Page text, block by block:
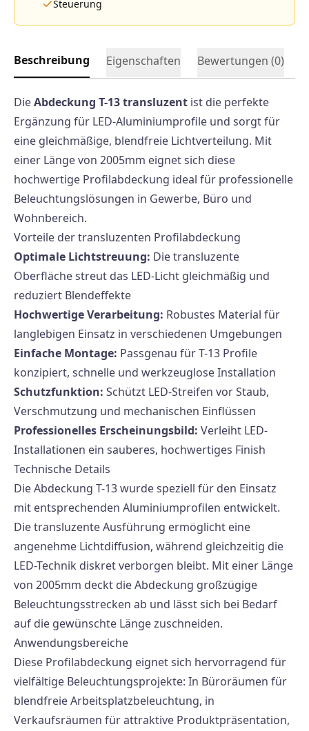
Steuerung
Beschreibung Eigenschaften Bewertungen (0)
DieAbdeckung T-13 transluzent ist die perfekte
Ergänzung für LED-Aluminiumprofile und sorgt für
eine gleichmäßige, blendfreie Lichtverteilung. Mit
einer Länge von 2005mm eignet sich diese
hochwertige Profilabdeckung ideal für professionelle
Beleuchtungslösungen in Gewerbe, Büro und
Wohnbereich.
Vorteile der transluzenten Profilabdeckung
Optimale Lichtstreuung: Die transluzente
Oberfläche streut das LED-Licht gleichmäßig und
reduziert Blendeffekte
Hochwertige Verarbeitung: Robustes Material für
langlebigen Einsatz in verschiedenen Umgebungen
Einfache Montage: Passgenau für T-13 Profile
konzipiert, schnelle und werkzeuglose Installation
Schutzfunktion: Schützt LED-Streifen vor Staub,
Verschmutzung und mechanischen Einflüssen
Professionelles Erscheinungsbild: Verleiht LED-
Installationen ein sauberes, hochwertiges Finish
Technische Details
Die Abdeckung T-13 wurde speziell für den Einsatz
mit entsprechenden Aluminiumprofilen entwickelt.
Die transluzente Ausführung ermöglicht eine
angenehme Lichtdiffusion, während gleichzeitig die
LED-Technik diskret verborgen bleibt. Mit einer Länge
von 2005mm deckt die Abdeckung großzügige
Beleuchtungsstrecken ab und lässt sich bei Bedarf
auf die gewünschte Länge zuschneiden.
Anwendungsbereiche
Diese Profilabdeckung eignet sich hervorragend für
vielfältige Beleuchtungsprojekte: In Büroräumen für
blendfreie Arbeitsplatzbeleuchtung, in
Verkaufsräumen für attraktive Produktpräsentation,